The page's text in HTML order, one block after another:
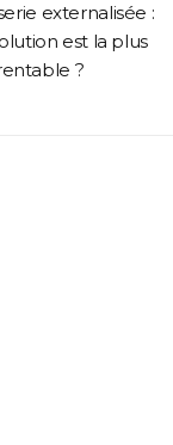
externalisée :
est la plus
?